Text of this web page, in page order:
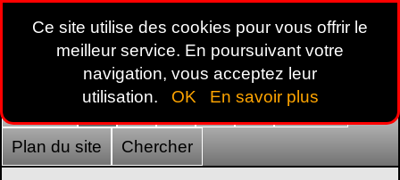
22 29 35 44 56 France
Plan du site Chercher
Ce site utilise des cookies pour vous offrir le
meilleur service. En poursuivant votre
navigation, vous acceptez leur
utilisation.
OK En savoir plus